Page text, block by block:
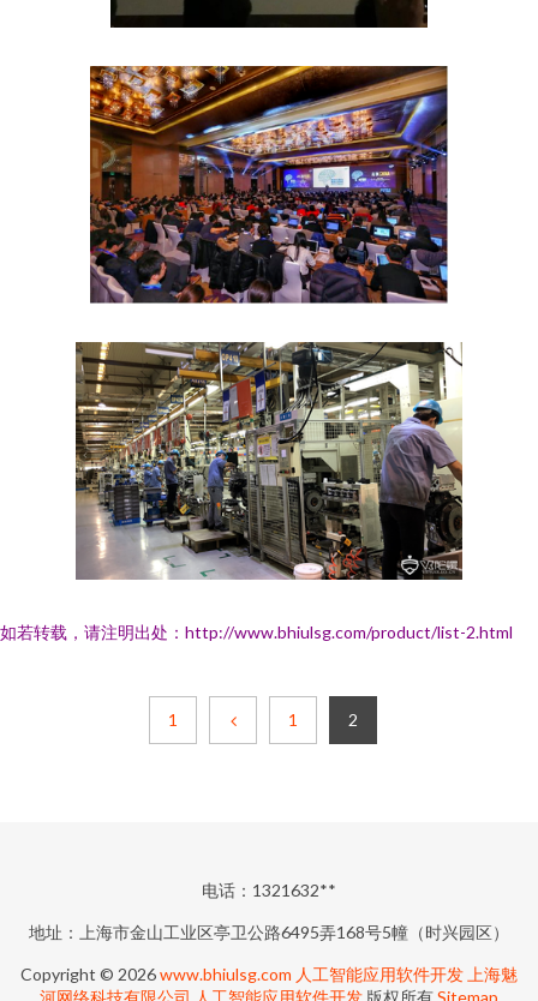
如若转载，请注明出处：http://www.bhiulsg.com/product/list-2.html
1 1 2
电话：1321632**
地址：上海市金山工业区亭卫公路6495弄168号5幢（时兴园区）
Copyright © 2026www.bhiulsg.com 人工智能应用软件开发 上海魅
河网络科技有限公司 人工智能应用软件开发 版权所有Sitemap